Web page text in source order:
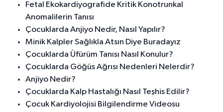
Fetal Ekokardiyografide Kritik Konotrunkal
Anomalilerin Tanısı
Çocuklarda Anjiyo Nedir, Nasıl Yapılır?
Minik Kalpler Sağlıkla Atsın Diye Buradayız
Çocuklarda Üfürüm Tanısı Nasıl Konulur?
Çocuklarda Göğüs Ağrısı Nedenleri Nelerdir?
Anjiyo Nedir?
Çocuklarda Kalp Hastalığı Nasıl Teşhis Edilir?
Çocuk Kardiyolojisi Bilgilendirme Videosu